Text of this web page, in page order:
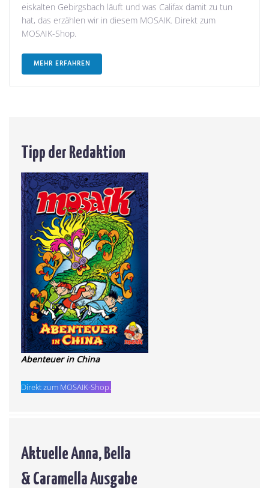
eiskalten Gebirgsbach läuft und was Califax damit zu tun
hat, das erzählen wir in diesem MOSAIK. Direkt zum
MOSAIK-Shop.
MEHR ERFAHREN
Tipp der Redaktion
Abenteuer in China
Direkt zum MOSAIK-Shop.
Aktuelle Anna, Bella
& Caramella Ausgabe